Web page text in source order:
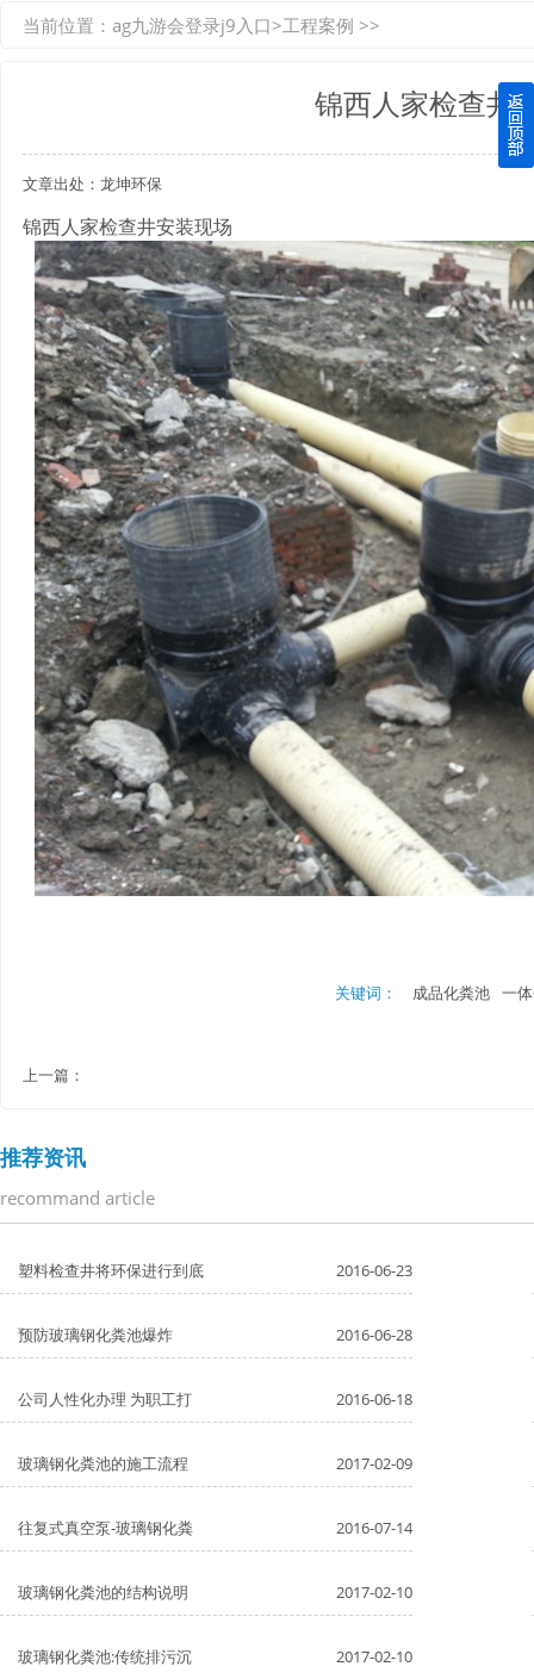
四川玻璃钢化粪池逐渐取代传统玻璃钢化粪池的这几点原因
关于重庆玻璃钢化粪池的这些基础知识你都记住了吗？
四川玻璃钢化粪池选购时应该如何进行挑选？
在安装绵阳玻璃钢化粪池时可能遇到这些难题
使用成都玻璃钢化粪池的七大好处你都记住了吗？
当前位置： ag九游会登录j9入口>工程案例 >>
锦西人家检查井
文章出处：龙坤环保
锦西人家检查井安装现场
关键词： 成品化粪池 一
上一篇：
推荐资讯
recommand article
塑料检查井将环保进行到底 2016-06-23
预防玻璃钢化粪池爆炸 2016-06-28
公司人性化办理 为职工打 2016-06-18
玻璃钢化粪池的施工流程 2017-02-09
往复式真空泵-玻璃钢化粪 2016-07-14
玻璃钢化粪池的结构说明 2017-02-10
玻璃钢化粪池:传统排污沉 2017-02-10